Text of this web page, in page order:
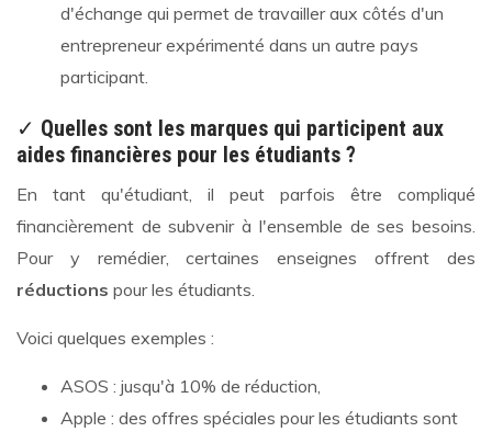
d'échange qui permet de travailler aux côtés d'un
entrepreneur expérimenté dans un autre pays
participant.
✓ Quelles sont les marques qui participent aux
aides financières pour les étudiants ?
En tant qu'étudiant, il peut parfois être compliqué
financièrement de subvenir à l'ensemble de ses besoins.
Pour y remédier, certaines enseignes offrent des
réductions pour les étudiants.
Voici quelques exemples :
ASOS : jusqu'à 10% de réduction,
Apple : des offres spéciales pour les étudiants sont